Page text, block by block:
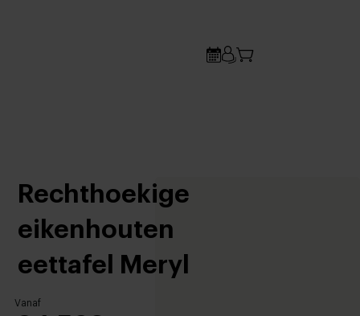
Rechthoekige
eikenhouten
eettafel Meryl
Vanaf